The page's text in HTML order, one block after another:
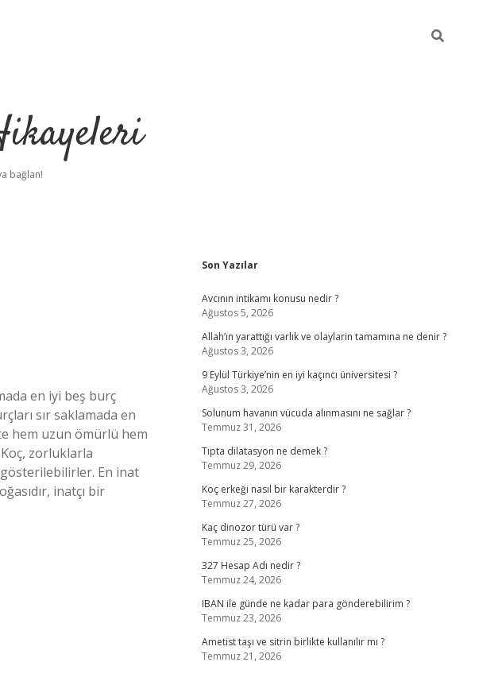
bağlan!
en iyi beş burç
sır saklamada en
hem uzun ömürlü hem
zorluklarla
gösterilebilirler. En inat
inatçı bir
Sidebar
Son Yazılar
Avcının intikamı konusu nedir ?
Ağustos 5, 2026
Allah’ın yarattığı varlık ve olaylarin tamamına ne denir ?
Ağustos 3, 2026
9 Eylül Türkiye’nin en iyi kaçıncı üniversitesi ?
Ağustos 3, 2026
Solunum havanın vücuda alınmasını ne sağlar ?
Temmuz 31, 2026
Tıpta dilatasyon ne demek ?
Temmuz 29, 2026
Koç erkeği nasıl bir karakterdir ?
Temmuz 27, 2026
Kaç dinozor türü var ?
Temmuz 25, 2026
327 Hesap Adı nedir ?
Temmuz 24, 2026
IBAN ile günde ne kadar para gönderebilirim ?
Temmuz 23, 2026
Ametist taşı ve sitrin birlikte kullanılır mı ?
Temmuz 21, 2026